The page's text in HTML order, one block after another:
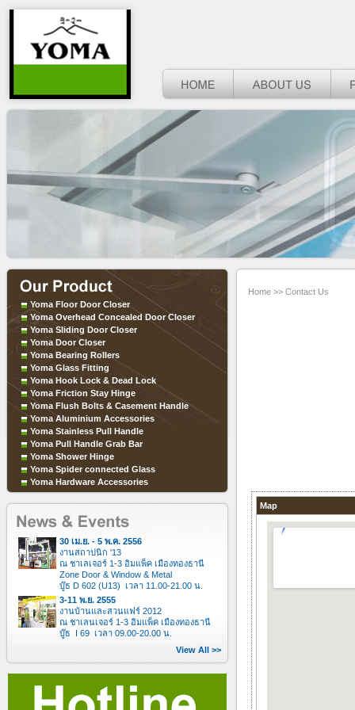
Yoma Floor Door Closer
Yoma Overhead Concealed Door Closer
Yoma Sliding Door Closer
Yoma Door Closer
Yoma Bearing Rollers
Yoma Glass Fitting
Yoma Hook Lock & Dead Lock
Yoma Friction Stay Hinge
Yoma Flush Bolts & Casement Handle
Yoma Aluminium Accessories
Yoma Stainless Pull Handle
Yoma Pull Handle Grab Bar
Yoma Shower Hinge
Yoma Spider connected Glass
Yoma Hardware Accessories
30 เม.ย. - 5 พ.ค. 2556
งานสถาปนิก '13
ณ ชาเลเจอร์ 1-3 อิมแพ็ค เมืองทองธานี
Zone Door & Window & Metal
บู๊ธ D 602 (U13) เวลา 11.00-21.00 น.
3-11 พ.ย. 2555
งานบ้านและสวนแฟร์ 2012
ณ ชาเลนเจอร์ 1-3 อิมแพ็ค เมืองทองธานี
บู๊ธ I 69 เวลา 09.00-20.00 น.
View All >>
Home >> Contact Us
Map